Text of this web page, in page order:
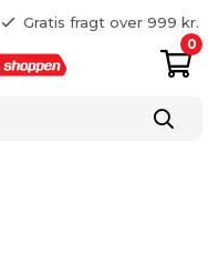
Gratis fragt over 999 kr.
25 127 127
0